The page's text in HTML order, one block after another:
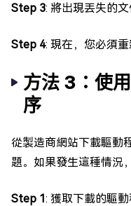
Step 3: 將出現丟失的
Step 4: 現在，您必須重
方法 3：使
序
從製造商網站下載驅動
題。如果發生這種情況
Step 1: 獲取下載的驅